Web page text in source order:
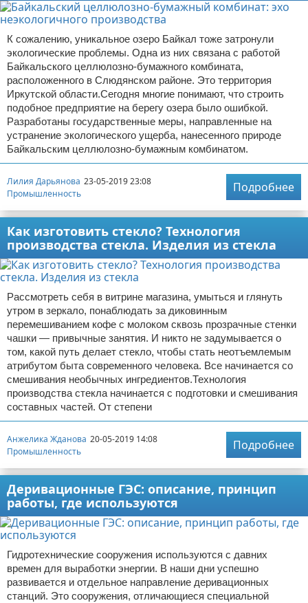
К сожалению, уникальное озеро Байкал тоже затронули
экологические проблемы. Одна из них связана с работой
Байкальского целлюлозно-бумажного комбината,
расположенного в Слюдянском районе. Это территория
Иркутской области.Сегодня многие понимают, что строить
подобное предприятие на берегу озера было ошибкой.
Разработаны государственные меры, направленные на
устранение экологического ущерба, нанесенного природе
Байкальским целлюлозно-бумажным комбинатом.
Лилия Дарьянова 23-05-2019 23:08
Промышленность
Подробнее
Как изготовить стекло? Технология
производства стекла. Изделия из стекла
Рассмотреть себя в витрине магазина, умыться и глянуть
утром в зеркало, понаблюдать за диковинным
перемешиванием кофе с молоком сквозь прозрачные стенки
чашки — привычные занятия. И никто не задумывается о
том, какой путь делает стекло, чтобы стать неотъемлемым
атрибутом быта современного человека. Все начинается со
смешивания необычных ингредиентов.Технология
производства стекла начинается с подготовки и смешивания
составных частей. От степени
Анжелика Жданова 20-05-2019 14:08
Промышленность
Подробнее
Деривационные ГЭС: описание, принцип
работы, где используются
Гидротехнические сооружения используются с давних
времен для выработки энергии. В наши дни успешно
развивается и отдельное направление деривационных
станций. Это сооружения, отличающиеся специальной